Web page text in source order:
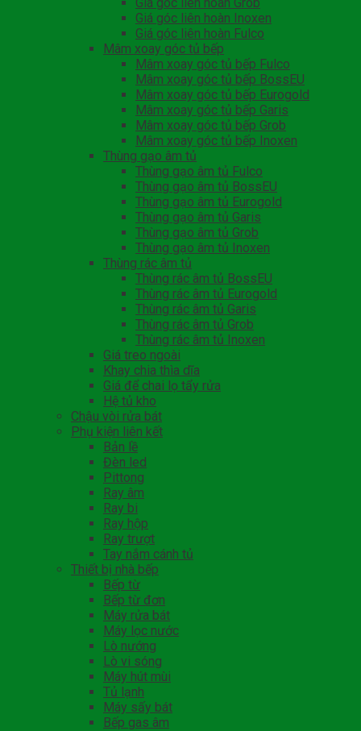
Giá góc liên hoàn Inoxen
Giá góc liên hoàn Fulco
Mâm xoay góc tủ bếp
Mâm xoay góc tủ bếp Fulco
Mâm xoay góc tủ bếp BossEU
Mâm xoay góc tủ bếp Eurogold
Mâm xoay góc tủ bếp Garis
Mâm xoay góc tủ bếp Grob
Mâm xoay góc tủ bếp Inoxen
Thùng gạo âm tủ
Thùng gạo âm tủ Fulco
Thùng gạo âm tủ BossEU
Thùng gạo âm tủ Eurogold
Thùng gạo âm tủ Garis
Thùng gạo âm tủ Grob
Thùng gạo âm tủ Inoxen
Thùng rác âm tủ
Thùng rác âm tủ BossEU
Thùng rác âm tủ Eurogold
Thùng rác âm tủ Garis
Thùng rác âm tủ Grob
Thùng rác âm tủ Inoxen
Giá treo ngoài
Khay chia thìa dĩa
Giá để chai lọ tẩy rửa
Hệ tủ kho
Chậu vòi rửa bát
Phụ kiện liên kết
Bản lề
Đèn led
Pittong
Ray âm
Ray bi
Ray hộp
Ray trượt
Tay nắm cánh tủ
Thiết bị nhà bếp
Bếp từ
Bếp từ đơn
Máy rửa bát
Máy lọc nước
Lò nướng
Lò vi sóng
Máy hút mùi
Tủ lạnh
Máy sấy bát
Bếp gas âm